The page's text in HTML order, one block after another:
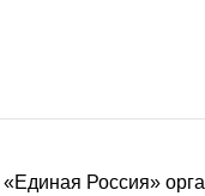
«Единая Россия»